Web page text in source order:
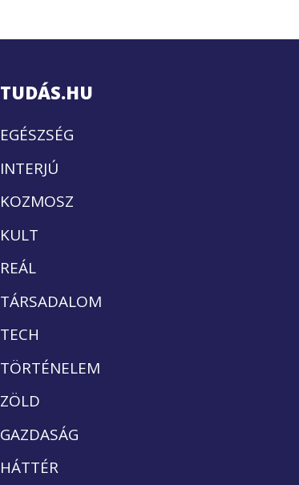
TUDÁS.HU
EGÉSZSÉG
INTERJÚ
KOZMOSZ
KULT
REÁL
TÁRSADALOM
TECH
TÖRTÉNELEM
ZÖLD
GAZDASÁG
HÁTTÉR